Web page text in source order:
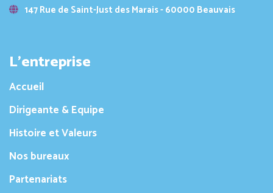
147 Rue de Saint-Just des Marais - 60000 Beauvais
L’entreprise
Accueil
Dirigeante & Equipe
Histoire et Valeurs
Nos bureaux
Partenariats